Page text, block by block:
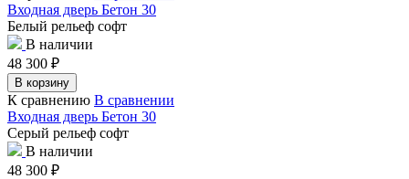
Входная дверь Бетон 30
Белый рельеф софт
В наличии
48 300 ₽
В корзину
К сравнению В сравнении
Входная дверь Бетон 30
Серый рельеф софт
В наличии
48 300 ₽